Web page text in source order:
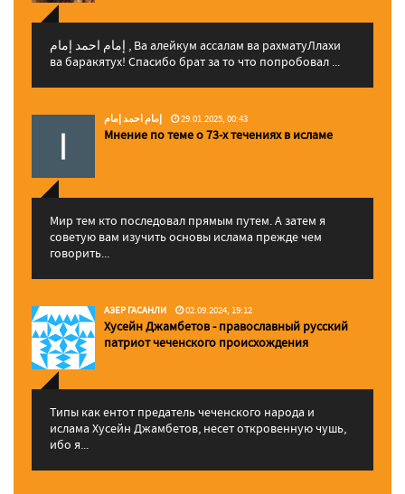
إمام احمد إمام , Ва алейкум ассалам ва рахматуЛлахи
ва баракятух! Спасибо брат за то что попробовал ...
إمام احمد إمام 29.01.2025, 00:43
Мнение по теме о 73-х течениях в исламе
Мир тем кто последовал прямым путем. А затем я
советую вам изучить основы ислама прежде чем
говорить...
АЗЕР ГАСАНЛИ 02.09.2024, 19:12
Хусейн Джамбетов - православный русский
патриот чеченского происхождения
Типы как ентот предатель чеченского народа и
ислама Хусейн Джамбетов, несет откровенную чушь,
ибо я...